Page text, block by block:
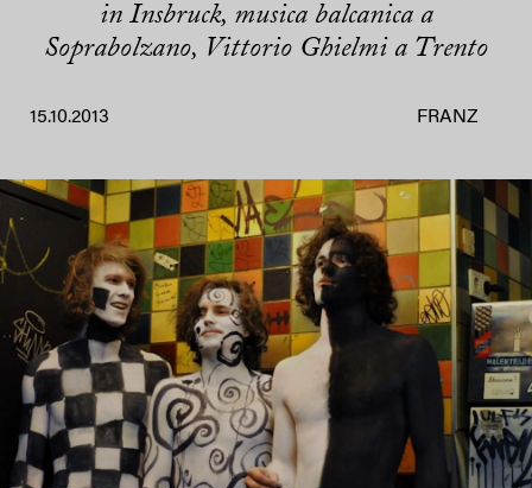
in Insbruck, musica balcanica a
Soprabolzano, Vittorio Ghielmi a Trento
15.10.2013 FRANZ